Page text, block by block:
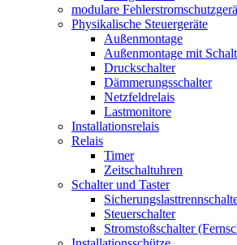
modulare
Physikalische Steuergeräte
Außenmontage
Außenmontage mit
Druckschalter
Dämmerungsschalter
Netzfeldrelais
Lastmonitore
Installationsrelais
Relais
Timer
Zeitschaltuhren
Schalter und Taster
Steuerschalter
Stromstoßschalter